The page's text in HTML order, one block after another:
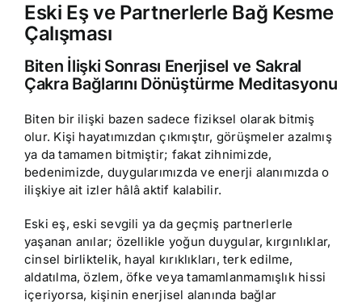
Eski Eş ve Partnerlerle Bağ Kesme
Çalışması
Biten İlişki Sonrası Enerjisel ve Sakral
Çakra Bağlarını Dönüştürme Meditasyonu
Biten bir ilişki bazen sadece fiziksel olarak bitmiş
olur. Kişi hayatımızdan çıkmıştır, görüşmeler azalmış
ya da tamamen bitmiştir; fakat zihnimizde,
bedenimizde, duygularımızda ve enerji alanımızda o
ilişkiye ait izler hâlâ aktif kalabilir.
Eski eş, eski sevgili ya da geçmiş partnerlerle
yaşanan anılar; özellikle yoğun duygular, kırgınlıklar,
cinsel birliktelik, hayal kırıklıkları, terk edilme,
aldatılma, özlem, öfke veya tamamlanmamışlık hissi
içeriyorsa, kişinin enerjisel alanında bağlar